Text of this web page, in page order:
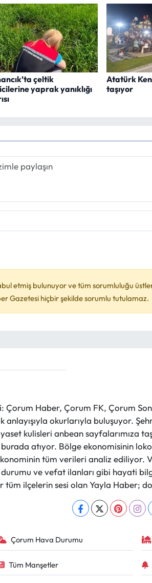
çeltik
yaprak yanıklığı
Atatürk
taşıyor
etmiş bulunuyor ve tüm sorumluluğu
Gazetesi hiçbir şekilde sorumlu tutulamaz.
Çorum Haber, Çorum FK, Çorum
anlayışıyla okurlarıyla buluşuyor.
kulisleri anbean sayfalarımıza
atıyor. Bölge ekonomisinin
tüm verileri analiz ediliyor.
ve vefat ilanları gibi hayati
ilçelerin sesi olan Yayla Haber;
Çorum Hava Durumu
Tüm Manşetler